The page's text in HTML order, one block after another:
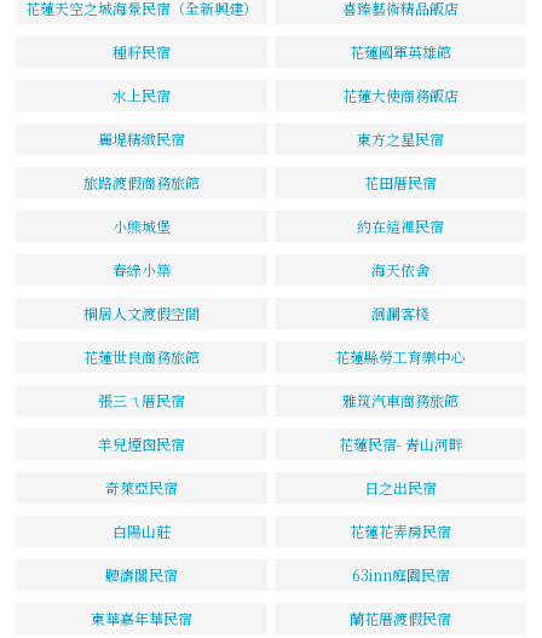
花蓮天空之城海景民宿（全新興建） 喜臻藝術精品飯店
種籽民宿 花蓮國軍英雄館
水上民宿 花蓮大使商務飯店
麗堤精緻民宿 東方之星民宿
旅路渡假商務旅館 花田厝民宿
小熊城堡 約在這裡民宿
春綠小築 海天依舍
桐居人文渡假空間 洄瀾客棧
花蓮世良商務旅館 花蓮縣勞工育樂中心
張三ㄟ厝民宿 雅筑汽車商務旅館
羊兒煙囪民宿 花蓮民宿- 青山河畔
奇萊亞民宿 日之出民宿
白陽山莊 花蓮花弄房民宿
聽濤閣民宿 63inn庭園民宿
東華嘉年華民宿 蘭花厝渡假民宿